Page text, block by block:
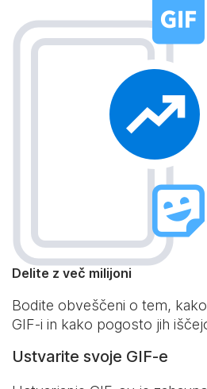
Delite z več milijoni
Bodite obveščeni o tem,
GIF-i in kako pogosto jih
Ustvarite svoje GIF-e